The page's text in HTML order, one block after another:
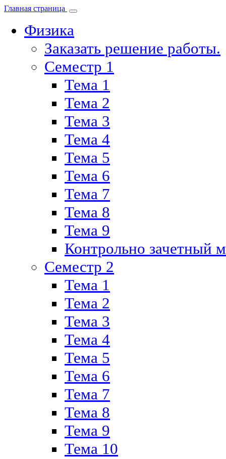
Главная страница
Физика
Заказать решение работы.
Семестр 1
Тема 1
Тема 2
Тема 3
Тема 4
Тема 5
Тема 6
Тема 7
Тема 8
Тема 9
Контрольно зачетный
Семестр 2
Тема 1
Тема 2
Тема 3
Тема 4
Тема 5
Тема 6
Тема 7
Тема 8
Тема 9
Тема 10